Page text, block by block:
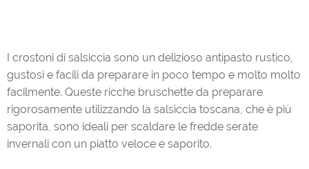
I crostoni di salsiccia sono un delizioso antipasto rustico,
gustosi e facili da preparare in poco tempo e molto molto
facilmente. Queste ricche bruschette da preparare
rigorosamente utilizzando la salsiccia toscana, che è più
saporita, sono ideali per scaldare le fredde serate
invernali con un piatto veloce e saporito.